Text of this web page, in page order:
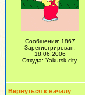
Сообщения: 1867
Зарегистрирован:
18.06.2006
Откуда: Yakutsk city.
Вернуться к началу